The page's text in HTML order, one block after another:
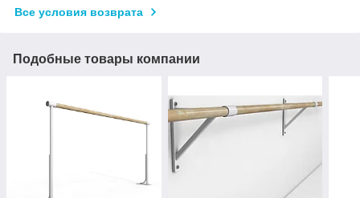
Все условия возврата
Подобные товары компании